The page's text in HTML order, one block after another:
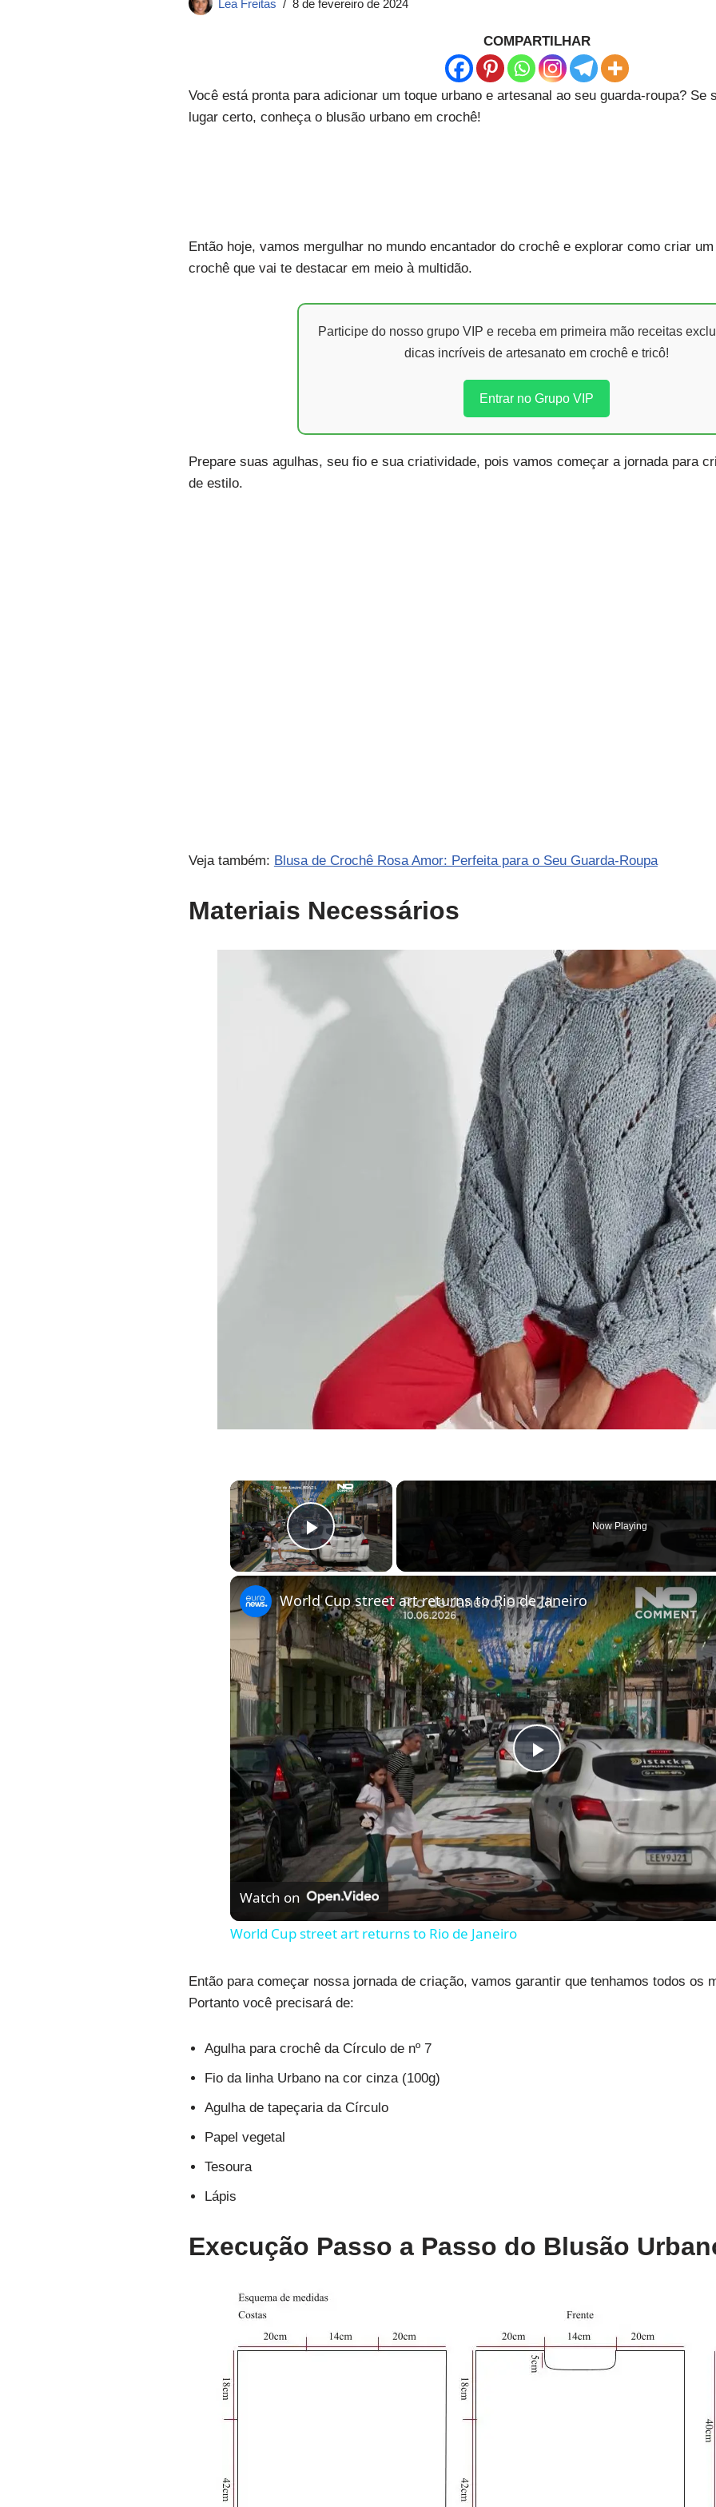
Lea Freitas 8 de fevereiro de 2024
COMPARTILHAR
Você está pronta para adicionar um toque urbano e artesanal ao seu guarda-roupa? Se
lugar certo, conheça o blusão urbano em crochê!
Então hoje, vamos mergulhar no mundo encantador do crochê e explorar como criar
crochê que vai te destacar em meio à multidão.
Participe do nosso grupo VIP e receba em primeira mão receitas
dicas incríveis de artesanato em crochê e tricô!
Entrar no Grupo VIP
Prepare suas agulhas, seu fio e sua criatividade, pois vamos começar a jornada para
de estilo.
Veja também: Blusa de Crochê Rosa Amor: Perfeita para o Seu Guarda-Roupa
Materiais Necessários
×
Play Video
Now Playing
Play
Video
World Cup street art returns to Rio de Janeiro
Watch on
World Cup street art returns to Rio de Janeiro
Então para começar nossa jornada de criação, vamos garantir que tenhamos todos os
Portanto você precisará de:
Agulha para crochê da Círculo de nº 7
Fio da linha Urbano na cor cinza (100g)
Agulha de tapeçaria da Círculo
Papel vegetal
Tesoura
Lápis
Execução Passo a Passo do Blusão